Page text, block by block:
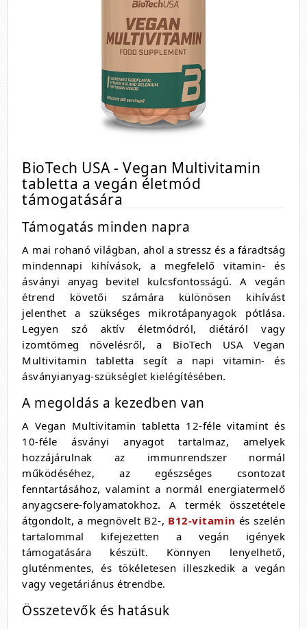
BioTech USA - Vegan Multivitamin
tabletta a vegán életmód
támogatására
Támogatás minden napra
A mai rohanó világban, ahol a stressz és a fáradtság
mindennapi kihívások, a megfelelő vitamin- és
ásványi anyag bevitel kulcsfontosságú. A vegán
étrend követői számára különösen kihívást
jelenthet a szükséges mikrotápanyagok pótlása.
Legyen szó aktív életmódról, diétáról vagy
izomtömeg növelésről, a BioTech USA Vegan
Multivitamin tabletta segít a napi vitamin- és
ásványianyag-szükséglet kielégítésében.
A megoldás a kezedben van
A Vegan Multivitamin tabletta 12-féle vitamint és
10-féle ásványi anyagot tartalmaz, amelyek
hozzájárulnak az immunrendszer normál
működéséhez, az egészséges csontozat
fenntartásához, valamint a normál energiatermelő
anyagcsere-folyamatokhoz. A termék összetétele
átgondolt, a megnövelt B2-, B12-vitamin és szelén
tartalommal kifejezetten a vegán igények
támogatására készült. Könnyen lenyelhető,
gluténmentes, és tökéletesen illeszkedik a vegán
vagy vegetáriánus étrendbe.
Összetevők és hatásuk